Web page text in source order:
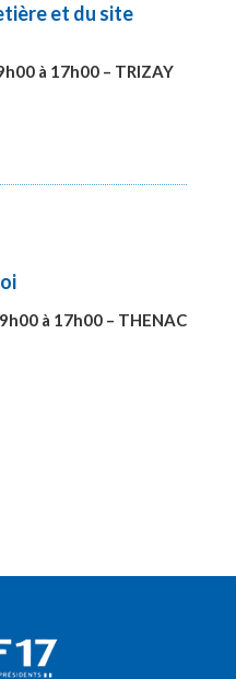
et du site
à 17h00 – TRIZAY
à 17h00 – THENAC